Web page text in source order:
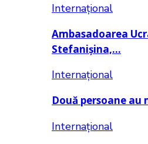
Internațional
Ambasadoarea
Stefanișina,…
Internațional
Două persoane
Internațional